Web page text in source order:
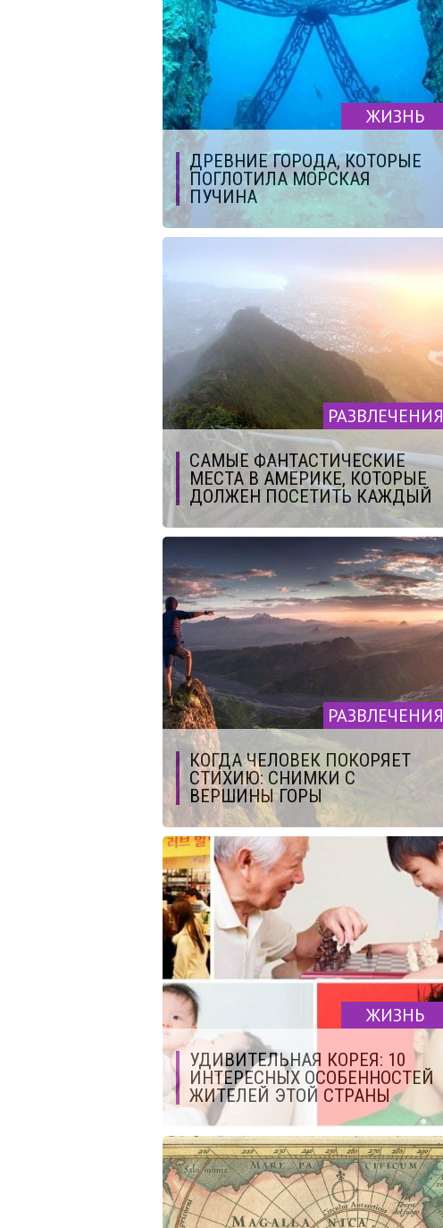
ЖИЗНЬ
ДРЕВНИЕ ГОРОДА, КОТОРЫЕ
ПОГЛОТИЛА МОРСКАЯ
ПУЧИНА
РАЗВЛЕЧЕНИЯ
САМЫЕ ФАНТАСТИЧЕСКИЕ
МЕСТА В АМЕРИКЕ, КОТОРЫЕ
ДОЛЖЕН ПОСЕТИТЬ КАЖДЫЙ
РАЗВЛЕЧЕНИЯ
КОГДА ЧЕЛОВЕК ПОКОРЯЕТ
СТИХИЮ: СНИМКИ С
ВЕРШИНЫ ГОРЫ
ЖИЗНЬ
УДИВИТЕЛЬНАЯ КОРЕЯ: 10
ИНТЕРЕСНЫХ ОСОБЕННОСТЕЙ
ЖИТЕЛЕЙ ЭТОЙ СТРАНЫ